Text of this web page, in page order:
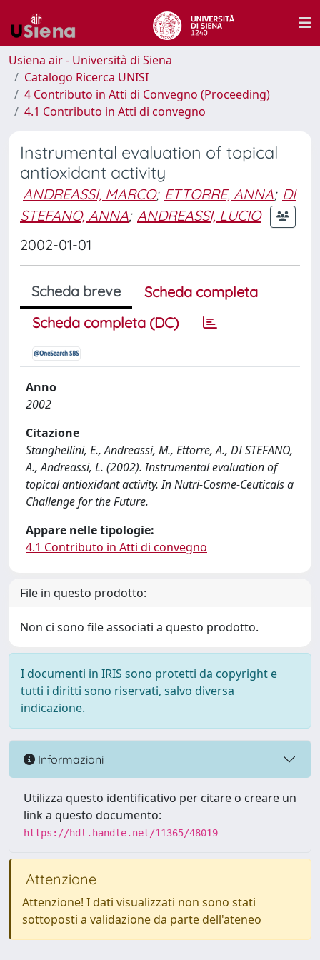
Usiena air - Università di Siena
Catalogo Ricerca UNISI
4 Contributo in Atti di Convegno (Proceeding)
4.1 Contributo in Atti di convegno
Instrumental evaluation of topical
antioxidant activity
ANDREASSI, MARCO; ETTORRE, ANNA; DI
STEFANO, ANNA; ANDREASSI, LUCIO
2002-01-01
Scheda breve
Scheda completa
Scheda completa (DC)
Anno
2002
Citazione
Stanghellini, E., Andreassi, M., Ettorre, A., DI STEFANO,
A., Andreassi, L. (2002). Instrumental evaluation of
topical antioxidant activity. In Nutri-Cosme-Ceuticals a
Challenge for the Future.
Appare nelle tipologie:
4.1 Contributo in Atti di convegno
File in questo prodotto:
Non ci sono file associati a questo prodotto.
I documenti in IRIS sono protetti da copyright e
tutti i diritti sono riservati, salvo diversa
indicazione.
Informazioni
Utilizza questo identificativo per citare o creare un
link a questo documento:
https://hdl.handle.net/11365/48019
Attenzione
Attenzione! I dati visualizzati non sono stati
sottoposti a validazione da parte dell'ateneo